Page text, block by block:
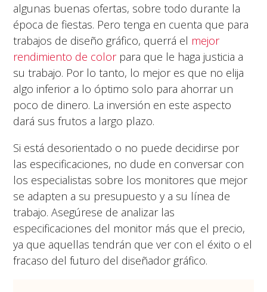
algunas buenas ofertas, sobre todo durante la
época de fiestas. Pero tenga en cuenta que para
trabajos de diseño gráfico, querrá el mejor
rendimiento de colorpara que le haga justicia a
su trabajo. Por lo tanto, lo mejor es que no elija
algo inferior a lo óptimo solo para ahorrar un
poco de dinero. La inversión en este aspecto
dará sus frutos a largo plazo.
Si está desorientado o no puede decidirse por
las especificaciones, no dude en conversar con
los especialistas sobre los monitores que mejor
se adapten a su presupuesto y a su línea de
trabajo. Asegúrese de analizar las
especificaciones del monitor más que el precio,
ya que aquellas tendrán que ver con el éxito o el
fracaso del futuro del diseñador gráfico.